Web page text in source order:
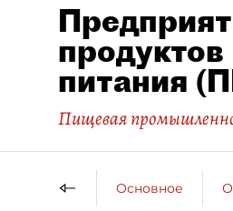
продуктов
питания
Пищевая
Основное